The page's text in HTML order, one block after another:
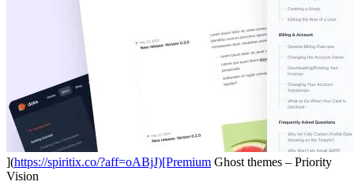
](https://spiritix.co/?aff=oABjJ)[Premium Ghost themes – Priority
Vision